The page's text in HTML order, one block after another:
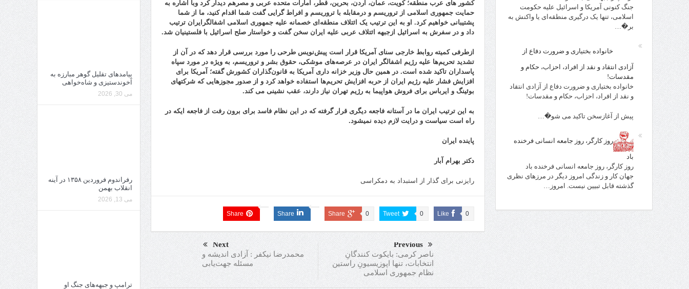
کشور های عرب منطقه؛ کویت، عمان، اردن، بحرین، قطر، امارات متحده عربی و مصرهم دیدار کرد وبا اشاره به
حمایت جمهوری اسلامی از تروریسم و درمقابله با تروریسم و افراط‌ گرایی گفت شما اقدام کنید، ما از شما
پشتیبانی خواهیم کرد. او به این ترتیب یک ائتلاف منطقه‌ای خصمانه علیهجمهوری اسلامی اشفالگرایرانترتیب
داد و در سفرش به اسرائیل ازجبهه ائتلاف عربی علیه ایران سخن گفت و خواستار صلح اسرائیل با فلستینیان شد.
ازطرفیکمیته‌ روابط خارجی سنای آمریکا قرار است پیش‌نویس طرحی را مورد بررسی قرار دهد که در آن از
تشدید تحریم‌ها علیه رژیم اشفالگر
ایران در عرصه‌های موشکی، حقوق بشر و تروریسم، به‌ ویژه در مورد سپاه
پاسداران تاکید شده است.در همین حال وزیر خزانه داری آمریکا به قانون‌گذاران کشورش گفته؛ آمریکا برای
افزایش فشار علیه رژیم ایران از حربه افزایش تحریم‌ها استفاده خواهد کرد و از صدور مجوزهایی که شرکتهای
بوئینگ و ایرباس برای فروش هواپیما به رژیم تهران نیاز دارند، عقب نشینی می کند.
به این ترتیب ایران ما در آستانه فاجعه دیگری قرار گرفته که در این نظام فاسد برای برون رفت از فاجعه ایکه در
راه است سیاست و درایت لازم دیده نمیشود.
پاینده ایران
دکتر بهرام آبار
رایزنی برای گذار از استبداد به دمکراسی
Like 0
Tweet 0
Share 0
Share
Share
Previous
ناصر کرمی: بایکوت کنندگانِ
انتخابات، تنها اپوزیسیونِ راستین
نظام جمهوری اسلامی
Next
محمدرضا نیکفر : آزادی اندیشه و
مسئله جهت‌یابی
پیامدهای تقلیل گوهر مبارزه به
آخوندستیزی و شاه‌خواهی
می 30, 2026
رفراندوم فروردین ۱۳۵۸ در آینه
انقلاب بهمن
می 13, 2026
ترامپ و جبهه‌های جنگ او
جنگ کنونی آمریکا و اسرائیل علیه حکومت
اسلامی، تنها یک درگیری منطقه‌ای یا واکنش به
بر�…
خانواده بختیاری و ضرورت دفاع از
آزادی انتقاد و نقد از افراد، احزاب، حکام و
مقدسات!
خانواده بختیاری و ضرورت دفاع از آزادی انتقاد
و نقد از افراد، احزاب، حکام و مقدسات!
پیش از آغازسخن تاکید می شو�…
روز کارگر، روز جامعه انسانی فرخنده
باد
روز کارگر، روز جامعه انسانی فرخنده باد
جهان کار و زندگی امروز دیگر در مرزهای نظری
گذشته قابل تبیین نیست. امروز…